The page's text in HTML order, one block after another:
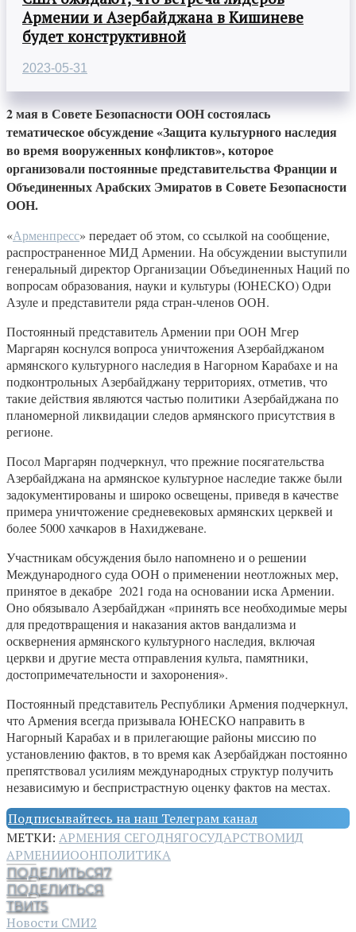
Армении и Азербайджана в Кишиневе
будет конструктивной
2023-05-31
2 мая в Совете Безопасности ООН состоялась
тематическое обсуждение «Защита культурного наследия
во время вооруженных конфликтов», которое
организовали постоянные представительства Франции и
Объединенных Арабских Эмиратов в Совете Безопасности
ООН.
«Арменпресс» передает об этом, со ссылкой на сообщение,
распространенное МИД Армении. На обсуждении выступили
генеральный директор Организации Объединенных Наций по
вопросам образования, науки и культуры (ЮНЕСКО) Одри
Азуле и представители ряда стран-членов ООН.
Постоянный представитель Армении при ООН Мгер
Маргарян коснулся вопроса уничтожения Азербайджаном
армянского культурного наследия в Нагорном Карабахе и на
подконтрольных Азербайджану территориях, отметив, что
такие действия являются частью политики Азербайджана по
планомерной ликвидации следов армянского присутствия в
регионе.
Посол Маргарян подчеркнул, что прежние посягательства
Азербайджана на армянское культурное наследие также были
задокументированы и широко освещены, приведя в качестве
примера уничтожение средневековых армянских церквей и
более 5000 хачкаров в Нахиджеване.
Участникам обсуждения было напомнено и о решении
Международного суда ООН о применении неотложных мер,
принятое в декабре 2021 года на основании иска Армении.
Оно обязывало Азербайджан «принять все необходимые меры
для предотвращения и наказания актов вандализма и
осквернения армянского культурного наследия, включая
церкви и другие места отправления культа, памятники,
достопримечательности и захоронения».
Постоянный представитель Республики Армения подчеркнул,
что Армения всегда призывала ЮНЕСКО направить в
Нагорный Карабах и в прилегающие районы миссию по
установлению фактов, в то время как Азербайджан постоянно
препятствовал усилиям международных структур получить
независимую и беспристрастную оценку фактов на местах.
Подписывайтесь на наш Телеграм канал
МЕТКИ: АРМЕНИЯ СЕГОДНЯГОСУДАРСТВОМИД
АРМЕНИИООНПОЛИТИКА
ПОДЕЛИТЬСЯ7
ПОДЕЛИТЬСЯ
ТВИТ5
Новости СМИ2